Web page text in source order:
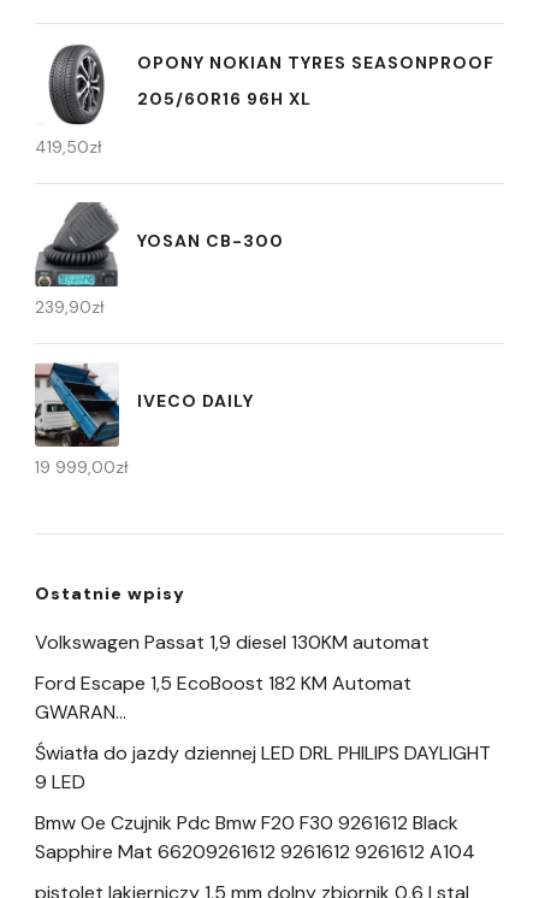
OPONY NOKIAN TYRES SEASONPROOF
205/60R16 96H XL
419,50zł
YOSAN CB-300
239,90zł
IVECO DAILY
19 999,00zł
Ostatnie wpisy
Volkswagen Passat 1,9 diesel 130KM automat
Ford Escape 1,5 EcoBoost 182 KM Automat
GWARAN…
Światła do jazdy dziennej LED DRL PHILIPS DAYLIGHT
9 LED
Bmw Oe Czujnik Pdc Bmw F20 F30 9261612 Black
Sapphire Mat 66209261612 9261612 9261612 A104
pistolet lakierniczy 1,5 mm dolny zbiornik 0,6 l stal